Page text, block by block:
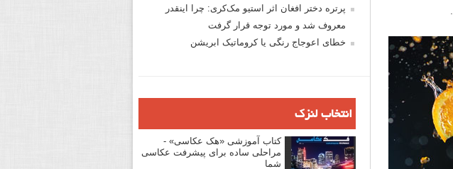
پرتره دختر افغان اثر استیو مک‌کری: چرا اینقدر
معروف شد و مورد توجه قرار گرفت
خطای اعوجاج رنگی یا کروماتیک ابریشن
انتخاب لنزک
کتاب آموزشی «هک عکاسی» -
مراحلی ساده برای پیشرفت عکاسی
شما